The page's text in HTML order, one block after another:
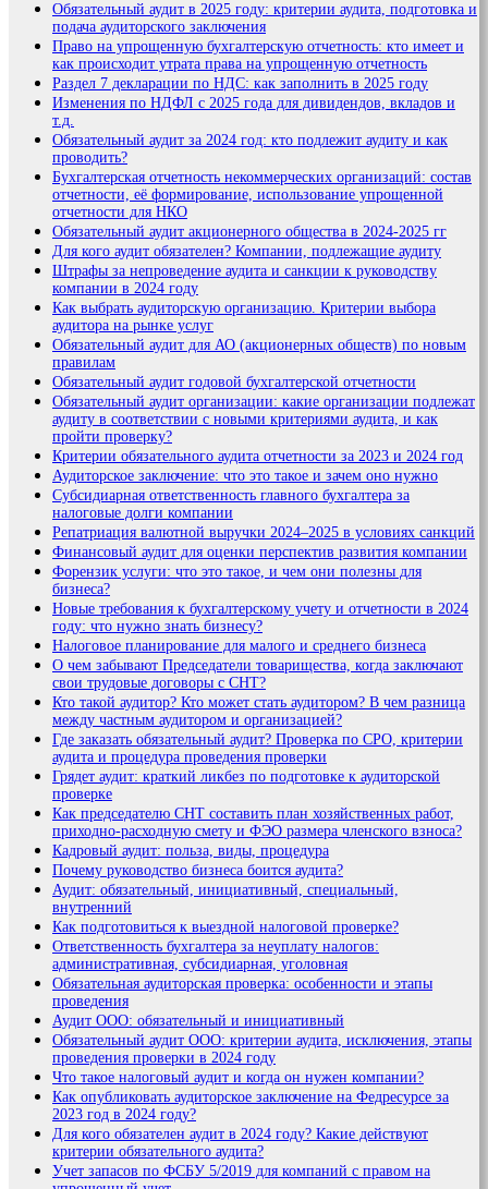
Обязательный аудит в 2025 году: критерии аудита, подготовка и
подача аудиторского заключения
Право на упрощенную бухгалтерскую отчетность: кто имеет и
как происходит утрата права на упрощенную отчетность
Раздел 7 декларации по НДС: как заполнить в 2025 году
Изменения по НДФЛ с 2025 года для дивидендов, вкладов и
т.д.
Обязательный аудит за 2024 год: кто подлежит аудиту и как
проводить?
Бухгалтерская отчетность некоммерческих организаций: состав
отчетности, её формирование, использование упрощенной
отчетности для НКО
Обязательный аудит акционерного общества в 2024-2025 гг
Для кого аудит обязателен? Компании, подлежащие аудиту
Штрафы за непроведение аудита и санкции к руководству
компании в 2024 году
Как выбрать аудиторскую организацию. Критерии выбора
аудитора на рынке услуг
Обязательный аудит для АО (акционерных обществ) по новым
правилам
Обязательный аудит годовой бухгалтерской отчетности
Обязательный аудит организации: какие организации подлежат
аудиту в соответствии с новыми критериями аудита, и как
пройти проверку?
Критерии обязательного аудита отчетности за 2023 и 2024 год
Аудиторское заключение: что это такое и зачем оно нужно
Субсидиарная ответственность главного бухгалтера за
налоговые долги компании
Репатриация валютной выручки 2024–2025 в условиях санкций
Финансовый аудит для оценки перспектив развития компании
Форензик услуги: что это такое, и чем они полезны для
бизнеса?
Новые требования к бухгалтерскому учету и отчетности в 2024
году: что нужно знать бизнесу?
Налоговое планирование для малого и среднего бизнеса
О чем забывают Председатели товарищества, когда заключают
свои трудовые договоры с СНТ?
Кто такой аудитор? Кто может стать аудитором? В чем разница
между частным аудитором и организацией?
Где заказать обязательный аудит? Проверка по СРО, критерии
аудита и процедура проведения проверки
Грядет аудит: краткий ликбез по подготовке к аудиторской
проверке
Как председателю СНТ составить план хозяйственных работ,
приходно-расходную смету и ФЭО размера членского взноса?
Кадровый аудит: польза, виды, процедура
Почему руководство бизнеса боится аудита?
Аудит: обязательный, инициативный, специальный,
внутренний
Как подготовиться к выездной налоговой проверке?
Ответственность бухгалтера за неуплату налогов:
административная, субсидиарная, уголовная
Обязательная аудиторская проверка: особенности и этапы
проведения
Аудит ООО: обязательный и инициативный
Обязательный аудит ООО: критерии аудита, исключения, этапы
проведения проверки в 2024 году
Что такое налоговый аудит и когда он нужен компании?
Как опубликовать аудиторское заключение на Федресурсе за
2023 год в 2024 году?
Для кого обязателен аудит в 2024 году? Какие действуют
критерии обязательного аудита?
Учет запасов по ФСБУ 5/2019 для компаний с правом на